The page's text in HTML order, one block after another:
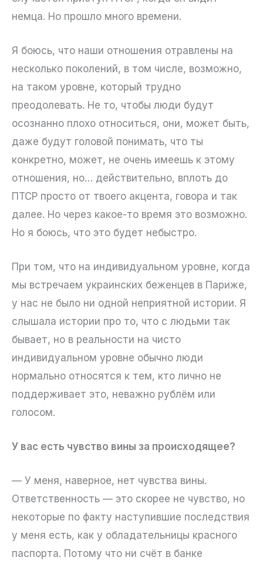
немца. Но прошло много времени.
Я боюсь, что наши отношения отравлены на
несколько поколений, в том числе, возможно,
на таком уровне, который трудно
преодолевать. Не то, чтобы люди будут
осознанно плохо относиться, они, может быть,
даже будут головой понимать, что ты
конкретно, может, не очень имеешь к этому
отношения, но… действительно, вплоть до
ПТСР просто от твоего акцента, говора и так
далее. Но через какое-то время это возможно.
Но я боюсь, что это будет небыстро.
При том, что на индивидуальном уровне, когда
мы встречаем украинских беженцев в Париже,
у нас не было ни одной неприятной истории. Я
слышала истории про то, что с людьми так
бывает, но в реальности на чисто
индивидуальном уровне обычно люди
нормально относятся к тем, кто лично не
поддерживает это, неважно рублём или
голосом.
У вас есть чувство вины за происходящее?
— У меня, наверное, нет чувства вины.
Ответственность — это скорее не чувство, но
некоторые по факту наступившие последствия
у меня есть, как у обладательницы красного
паспорта. Потому что ни счёт в банке